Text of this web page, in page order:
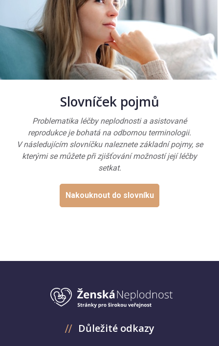
Slovníček pojmů
Problematika léčby neplodnosti a asistované
reprodukce je bohatá na odbornou terminologii.
V následujícím slovníčku naleznete základní pojmy, se
kterými se můžete při zjišťování možností její léčby
setkat.
Nakouknout do slovníku
Důležité odkazy